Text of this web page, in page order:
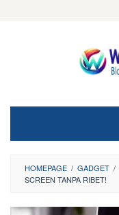
HOMEPAGE / GADGET /
SCREEN TANPA RIBET!